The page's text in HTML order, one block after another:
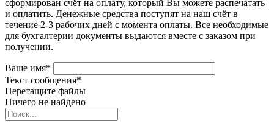
сформирован счёт на оплату, который Вы можете распечатать
и оплатить. Денежные средства поступят на наш счёт в
течение 2-3 рабочих дней с момента оплаты. Все необходимые
для бухгалтерии документы выдаются вместе с заказом при
получении.
Ваше имя*
Текст сообщения*
Перетащите файлы
Ничего не найдено